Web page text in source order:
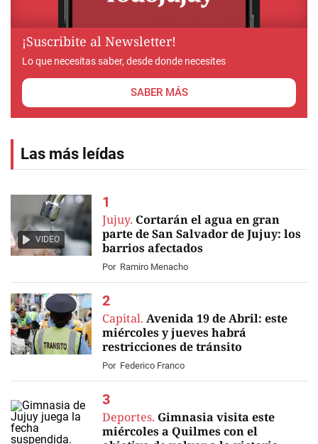
¡Suscribite al Newsletter!
Lo que necesitas saber, desde donde necesites
SABER MÁS
Las más leídas
VIDEO
Jujuy. Cortarán el agua en gran
parte de San Salvador de Jujuy: los
barrios afectados
Por Ramiro Menacho
Capital. Avenida 19 de Abril: este
miércoles y jueves habrá
restricciones de tránsito
Por Federico Franco
Deportes. Gimnasia visita este
miércoles a Quilmes con el